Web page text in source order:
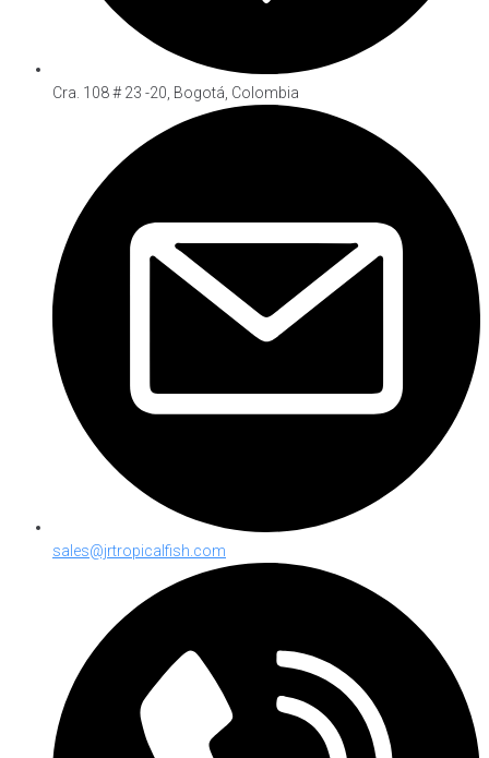
Cra. 108 # 23 -20, Bogotá, Colombia
sales@jrtropicalfish.com